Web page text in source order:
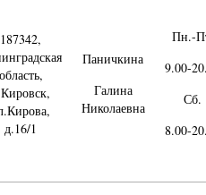
187342,
область,
д.16/1
Паничкина
Галина
Николаевна
Пн.-
9.00-
Сб.
8.00-